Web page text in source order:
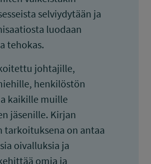
selviydytään ja
luodaan
tehokas.
johtajille,
henkilöstön
kaikille muille
jäsenille. Kirjan
tarkoituksena on antaa
oivalluksia ja
omia ja